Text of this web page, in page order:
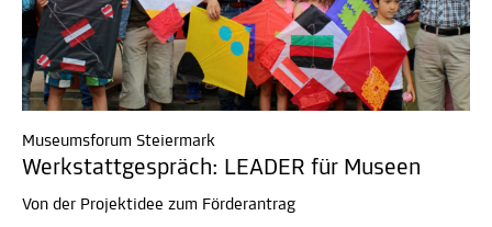
Museumsforum Steiermark
Werkstattgespräch: LEADER für Museen
Von der Projektidee zum Förderantrag